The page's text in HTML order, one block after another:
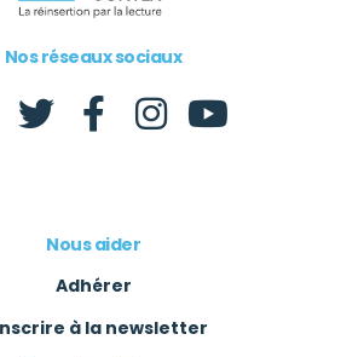
Nos réseaux sociaux
Nous aider
Adhérer
à la newsletter